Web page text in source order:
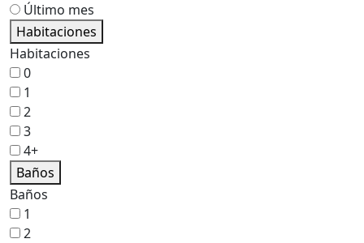
Último mes
Habitaciones
Habitaciones
0
1
2
3
4+
Baños
Baños
1
2